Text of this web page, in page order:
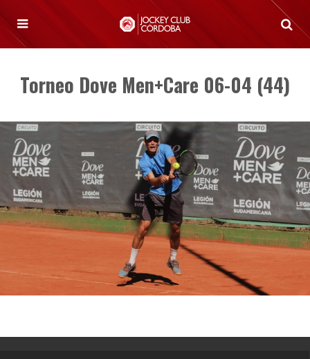
Torneo Dove Men+Care 06-04 (44)